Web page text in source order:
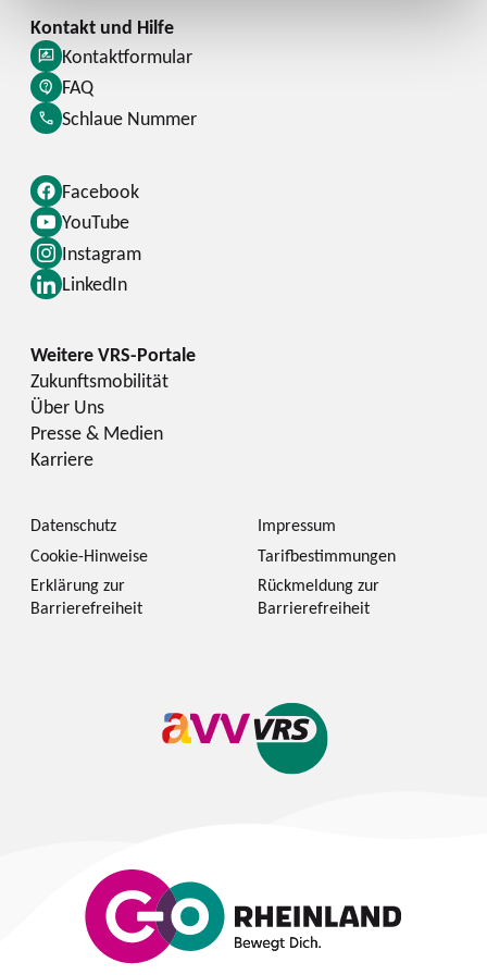
Facebook
YouTube
Instagram
LinkedIn
Kontaktformular
FAQ
Schlaue Nummer
Zukunftsmobilität
Über Uns
Presse & Medien
Karriere
Datenschutz
Impressum
Cookie-Hinweise
Tarifbestimmungen
Erklärung zur
Barrierefreiheit
Rückmeldung zur
Barrierefreiheit